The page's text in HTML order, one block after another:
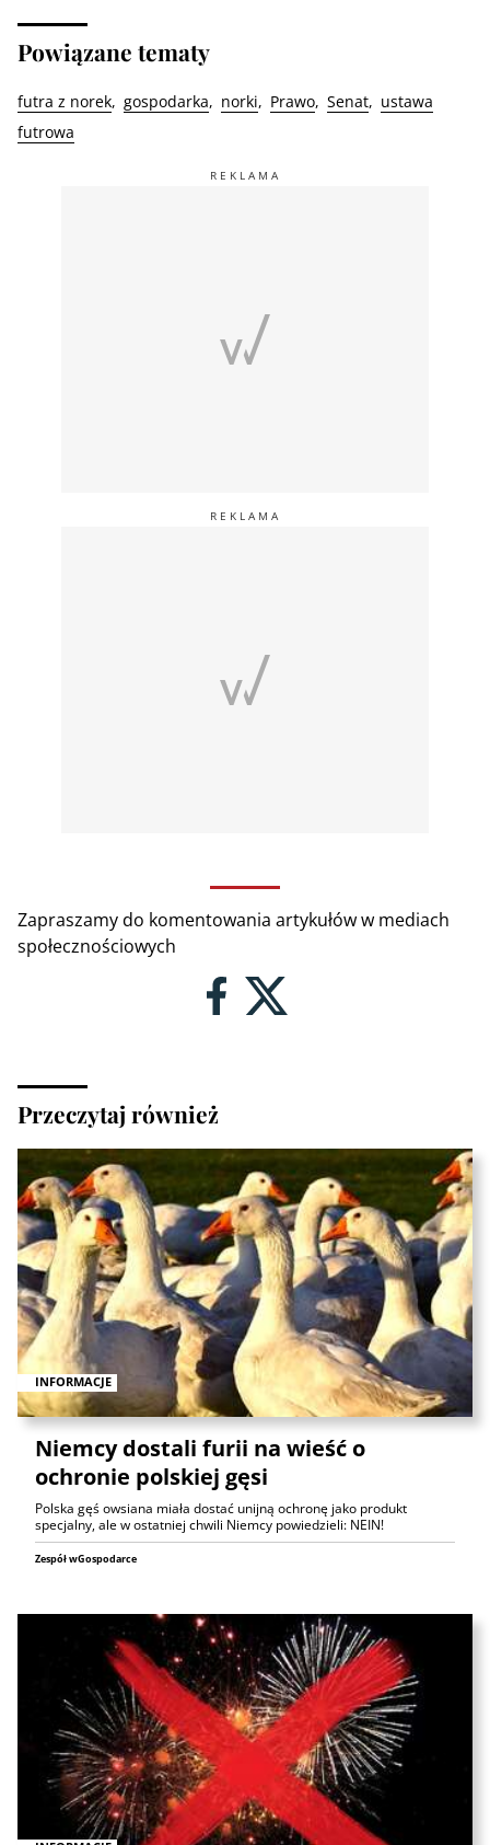
Powiązane tematy
futra z norek gospodarka norki Prawo Senat
ustawa
futrowa
Zapraszamy do komentowania artykułów w mediach
społecznościowych
Przeczytaj również
INFORMACJE
Niemcy dostali furii na wieść o
ochronie polskiej gęsi
Polska gęś owsiana miała dostać unijną ochronę jako produkt
specjalny, ale w ostatniej chwili Niemcy powiedzieli: NEIN!
Zespół wGospodarce